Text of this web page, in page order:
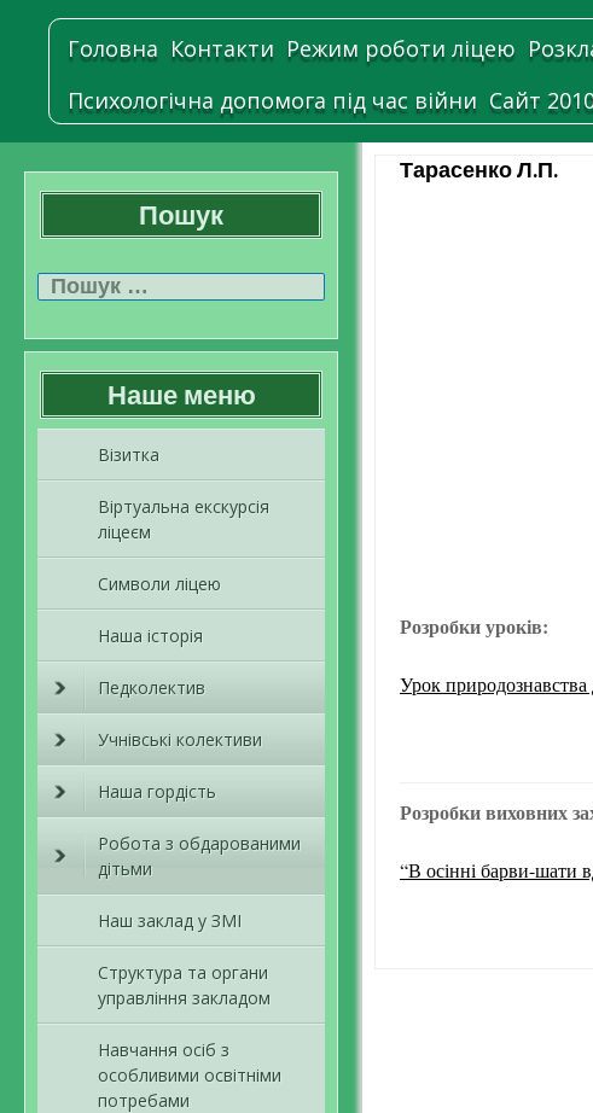
Головна Контакти Режим роботи ліцею
Психологічна допомога під час війни Сайт
Пошук
Наше меню
Візитка
Віртуальна екскурсія
ліцеєм
Символи ліцею
Наша історія
Педколектив
Учнівські колективи
Наша гордість
Робота з обдарованими
дітьми
Наш заклад у ЗМІ
Структура та органи
управління закладом
Навчання осіб з
особливими освітніми
потребами
Тарасенко Л.П.
Розробки уроків:
Урок природознавства
Розробки виховних
“В осінні барви-шати